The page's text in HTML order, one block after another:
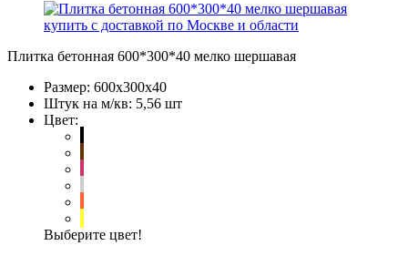
Плитка бетонная 600*300*40 мелко шершавая
Размер: 600х300х40
Штук на м/кв: 5,56 шт
Цвет:
Выберите цвет!